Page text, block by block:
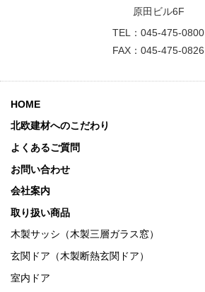
原田ビル6F
TEL：045-475-0800
FAX：045-475-0826
HOME
北欧建材へのこだわり
よくあるご質問
お問い合わせ
会社案内
取り扱い商品
木製サッシ（木製三層ガラス窓）
玄関ドア（木製断熱玄関ドア）
室内ドア